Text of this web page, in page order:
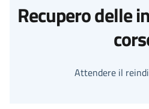
Recupero delle
Attendere il